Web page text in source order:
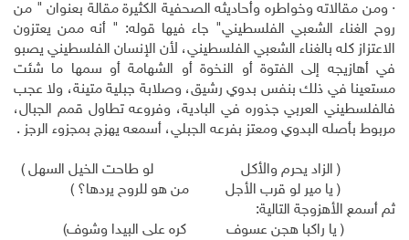
· ومن مقالاته وخواطره وأحاديثه الصحفية الكثيرة مقالة بعنوان " من
روح الغناء الشعبي الفلسطيني" جاء فيها قوله: " أنه ممن يعتزون
الاعتزاز كله بالغناء الشعبي الفلسطيني، لأن الإنسان الفلسطيني يصبو
في أهازيجه إلى الفتوة أو النخوة أو الشهامة أو سمها ما شئت
مستعينا في ذلك بنفس بدوي رشيق، وصلابة جبلية متينة، ولا عجب
فالفلسطيني العربي جذوره في البادية، وفروعه تطاول قمم الجبال،
مربوط بأصله البدوي ومعتز بفرعه الجبلي، أسمعه يهزج بمجزوء الرجز .
( الزاد يحرم والأكل لو طاحت الخيل السهل )
( يا مير لو قرب الأجل من هو للروح يردها؟ )
ثم أسمع الأهزوجة التالية:
( يا راكبا هجن عسوف كره على البيدا وشوف)